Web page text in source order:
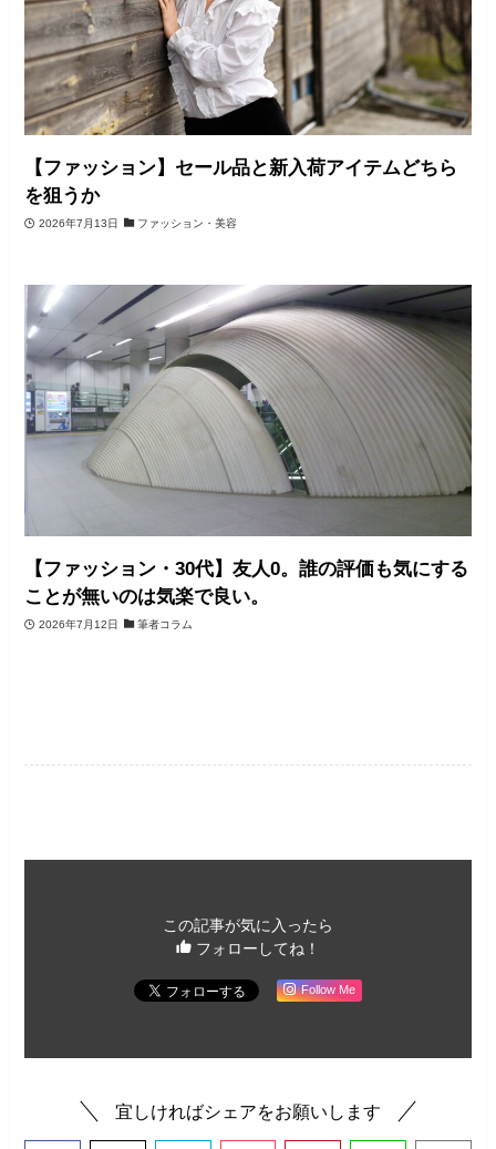
【ファッション】セール品と新入荷アイテムどちら
を狙うか
2026年7月13日 ファッション・美容
【ファッション・30代】友人0。誰の評価も気にする
ことが無いのは気楽で良い。
2026年7月12日 筆者コラム
この記事が気に入ったら
フォローしてね！
Follow Me
宜しければシェアをお願いします